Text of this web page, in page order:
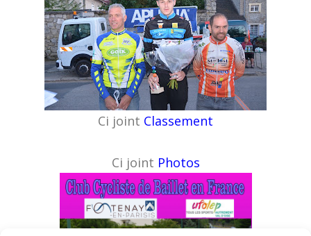
Ci joint Classement
Ci joint Photos